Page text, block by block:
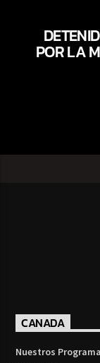
POR LA
CANADA
Nuestros